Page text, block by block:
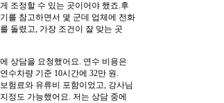
게 조정할 수 있는 곳이어야 했죠.후
기를 참고하면서 몇 군데 업체에 전화
를 돌렸고, 가장 조건이 잘 맞는 곳
에 상담을 요청했어요. 연수 비용은
연수차량 기준 10시간에 32만 원.
보험료와 유류비 포함이었고, 강사님
지정도 가능했어요. 저는 상담 중에